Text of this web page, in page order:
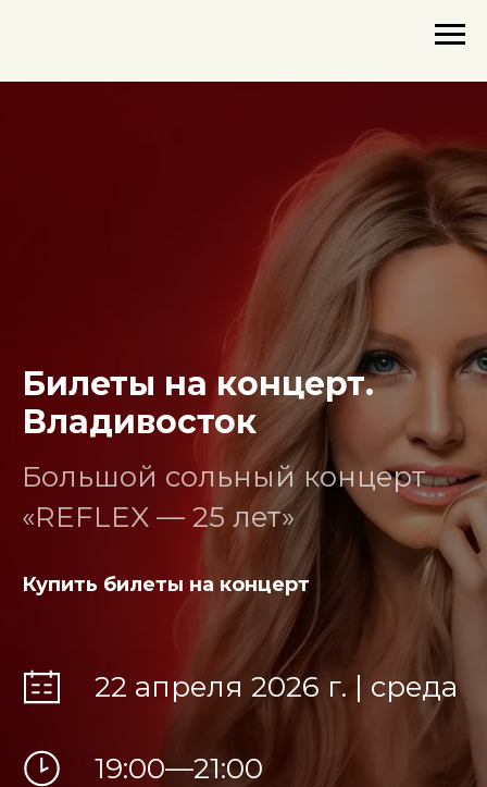
Билеты на концерт.
Владивосток
Большой сольный концерт
«REFLEX — 25 лет»
Купить билеты на концерт
22 апреля 2026 г. | среда
19:00—21:00